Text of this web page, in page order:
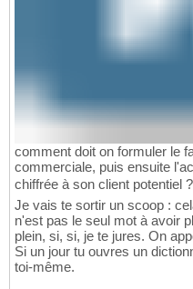
comment doit on formuler le
commerciale, puis ensuite
chiffrée à son client potentiel
Je vais te sortir un scoop :
n'est pas le seul mot à avoir
plein, si, si, je te jures. On
Si un jour tu ouvres un
toi-même.